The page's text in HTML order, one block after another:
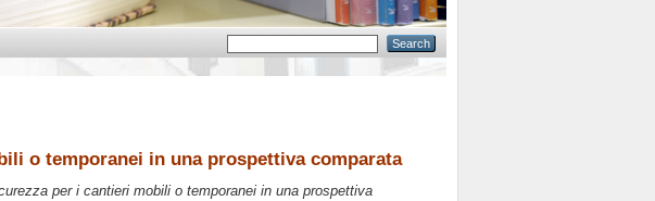
o temporanei in una prospettiva comparata
per i cantieri mobili o temporanei in una prospettiva